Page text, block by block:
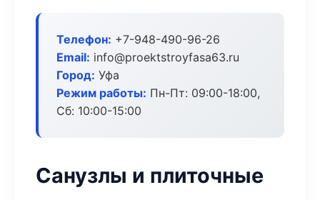
Телефон: +7-948-490-96-26
Email: info@proektstroyfasa63.ru
Город: Уфа
Режим работы: Пн-Пт: 09:00-18:00,
Сб: 10:00-15:00
Санузлы и плиточные